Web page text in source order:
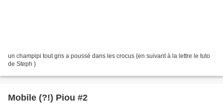
un champipi tout gris a poussé dans les crocus {en suivant à la lettre le tuto
de Steph }
Mobile (?!) Piou #2